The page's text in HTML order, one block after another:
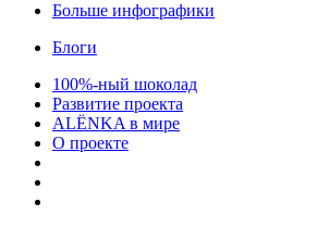
Больше инфографики
Блоги
100%-ный шоколад
Развитие проекта
ALЁNKA в мире
О проекте